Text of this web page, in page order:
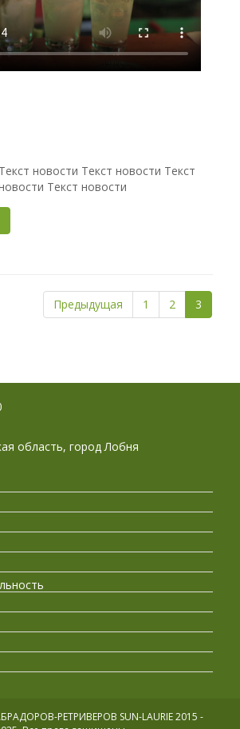
новости Текст новости Текст
Текст новости
Предыдущая 1 2 3
область, город Лобня
РЕТРИВЕРОВ SUN-LAURIE 2015 -